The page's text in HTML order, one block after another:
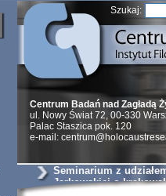
Szukaj:
Centrum Badań nad Zagładą
ul. Nowy Świat 72, 00-330
Palac Staszica pok. 120
e-mail:
Seminarium z
Jarkowskiej o